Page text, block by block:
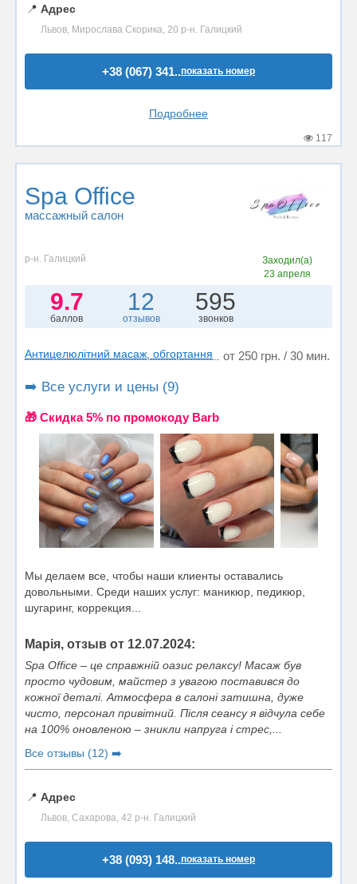
📍 Адрес
Львов, Мирослава Скорика, 20 р-н. Галицкий
+38 (067) 341..показать номер
Подробнее
117
Spa Office
массажный салон
р-н. Галицкий
Заходил(а)
23 апреля
9.7
баллов
12
отзывов
595
звонков
Антицелюлітний масаж, обгортання от 250 грн. / 30 мин.
➡️ Все услуги и цены (9)
🎁 Cкидка 5% по промокоду Barb
Мы делаем все, чтобы наши клиенты оставались
довольными. Среди наших услуг: маникюр, педикюр,
шугаринг, коррекция...
Марія, отзыв от 12.07.2024:
Spa Office – це справжній оазис релаксу! Масаж був
просто чудовим, майстер з увагою поставився до
кожної деталі. Атмосфера в салоні затишна, дуже
чисто, персонал привітний. Після сеансу я відчула себе
на 100% оновленою – зникли напруга і стрес,...
Все отзывы (12) ➡️
📍 Адрес
Львов, Сахарова, 42 р-н. Галицкий
+38 (093) 148..показать номер